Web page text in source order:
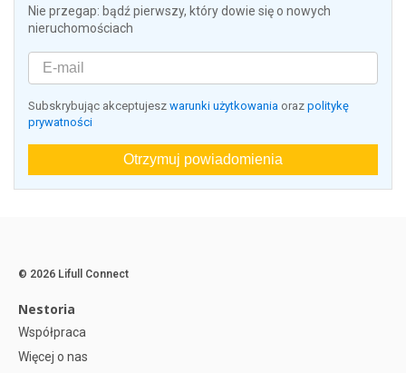
Nie przegap: bądź pierwszy, który dowie się o nowych
nieruchomościach
Subskrybując akceptujesz warunki użytkowania oraz politykę
prywatności
Otrzymuj powiadomienia
© 2026 Lifull Connect
Nestoria
Współpraca
Więcej o nas